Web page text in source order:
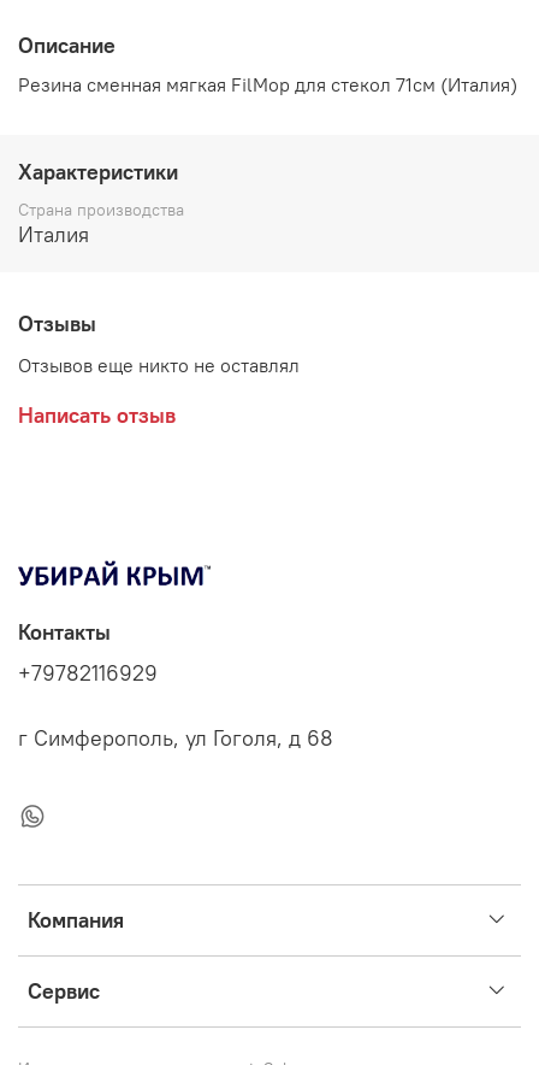
Описание
Резина сменная мягкая FilMop для стекол 71см (Италия)
Характеристики
Страна производства
Италия
Отзывы
Отзывов еще никто не оставлял
Написать отзыв
Компания
Сервис
Контакты
+79782116929
г Симферополь, ул Гоголя, д 68